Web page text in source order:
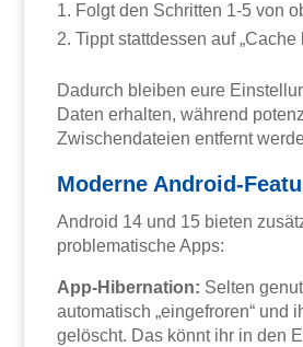
Folgt den Schritten 1-5 von
Tippt stattdessen auf „Cache
Dadurch bleiben eure
Daten erhalten, während
Zwischendateien entfernt
Moderne Android-
Android 14 und 15 bieten
problematische Apps:
App-Hibernation: Selten
automatisch „eingefroren“ und
gelöscht. Das könnt ihr in den